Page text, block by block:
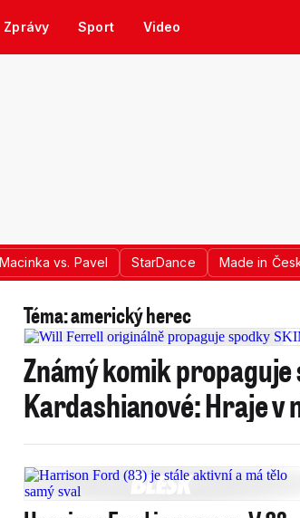
Zprávy Sport Video
Macinka vs. Pavel StarDance Made in
Téma: americký herec
Známý komik
Kardashianové: Hraje v